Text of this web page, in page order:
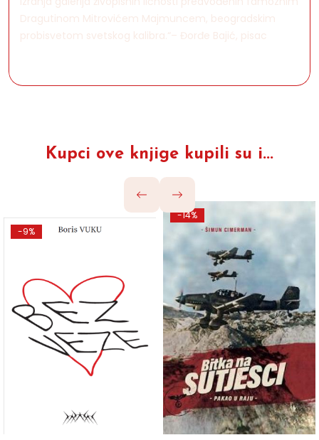
Dragutinom Mitrovićem Majmuncem, beogradskim
probisvetom svetskog kalibra.“– Đorđe Bajić, pisac
Kupci ove knjige kupili su i...
-9%
-14%